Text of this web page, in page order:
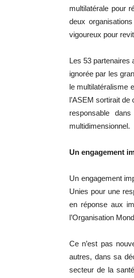
multilatérale pour
deux
vigoureux pour
Les 53 partenaires
ignorée par les
le multilatéralisme
l’ASEM sortirait
responsable
multidimensionnel.
Un engagement
Un engagement
Unies pour une
en réponse aux
l’Organisation
Ce n’est pas
autres, dans sa
secteur de la